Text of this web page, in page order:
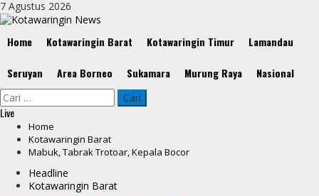
Skip
to
7 Agustus 2026
Menu
Home Kotawaringin Barat Kotawaringin Timur Lamandau
Seruyan Area Borneo Sukamara Murung Raya Nasional
Cari
untuk:
Live
Home
Kotawaringin Barat
Mabuk, Tabrak Trotoar, Kepala Bocor
Headline
Kotawaringin Barat